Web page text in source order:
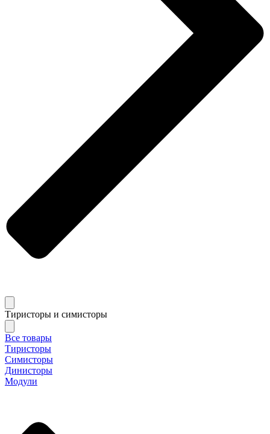
Тиристоры и симисторы
Все товары
Тиристоры
Симисторы
Динисторы
Модули